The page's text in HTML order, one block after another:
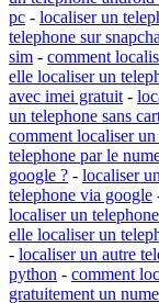
pc - localiser un
telephone sur
sim - comment
elle localiser un
avec imei gratuit -
un telephone sans
comment localiser
telephone par le
google ? - localiser
telephone via google
localiser un
elle localiser un
- localiser un autre
python - comment
gratuitement un